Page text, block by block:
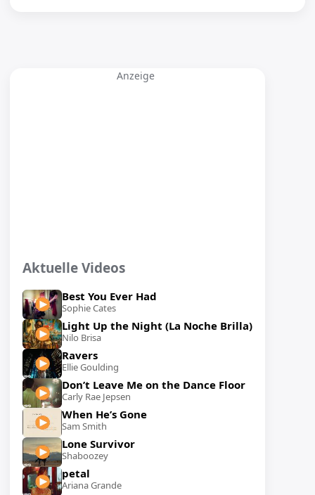
Anzeige
Aktuelle Videos
Best You Ever Had
Sophie Cates
Light Up the Night (La Noche Brilla)
Nilo Brisa
Ravers
Ellie Goulding
Don’t Leave Me on the Dance Floor
Carly Rae Jepsen
When He’s Gone
Sam Smith
Lone Survivor
Shaboozey
petal
Ariana Grande